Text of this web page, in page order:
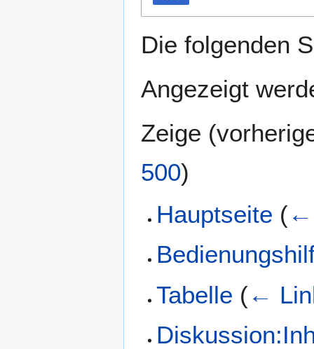
Die folgenden
Angezeigt
Zeige (
500)
Hauptseite (←
Tabelle (←